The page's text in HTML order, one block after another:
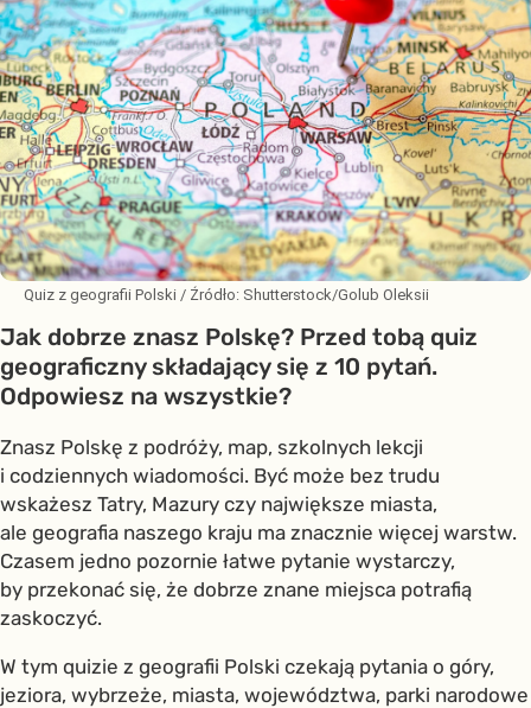
Quiz z geografii Polski / Źródło: Shutterstock/Golub Oleksii
Jak dobrze znasz Polskę? Przed tobą quiz
geograficzny składający się z 10 pytań.
Odpowiesz na wszystkie?
Znasz Polskę z podróży, map, szkolnych lekcji
i codziennych wiadomości. Być może bez trudu
wskażesz Tatry, Mazury czy największe miasta,
ale geografia naszego kraju ma znacznie więcej warstw.
Czasem jedno pozornie łatwe pytanie wystarczy,
by przekonać się, że dobrze znane miejsca potrafią
zaskoczyć.
W tym quizie z geografii Polski czekają pytania o góry,
jeziora, wybrzeże, miasta, województwa, parki narodowe